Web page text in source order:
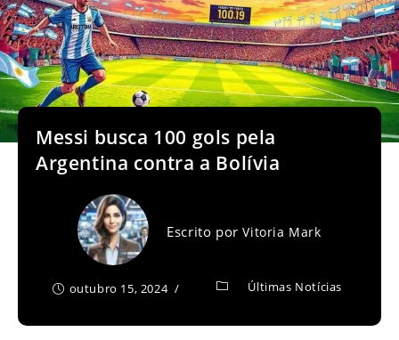
Messi busca 100 gols pela
Argentina contra a Bolívia
Escrito porVitoria Mark
outubro 15, 2024 Últimas Notícias